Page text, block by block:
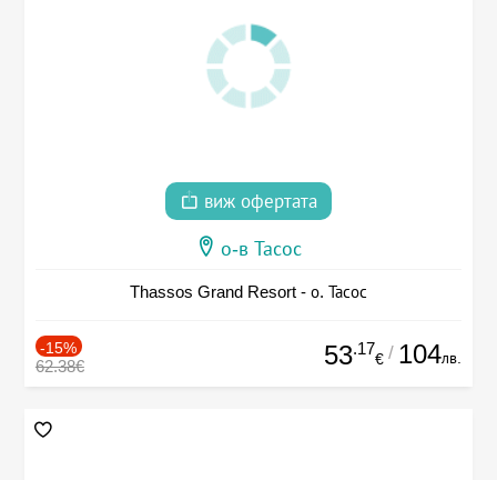
виж офертата
о-в Тасос
Thassos Grand Resort - о. Тасос
-15%
62.38€ 53.17
€ / 104лв.